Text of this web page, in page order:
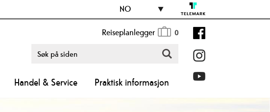
NO
Reiseplanlegger 0
Handel & Service Praktisk informasjon